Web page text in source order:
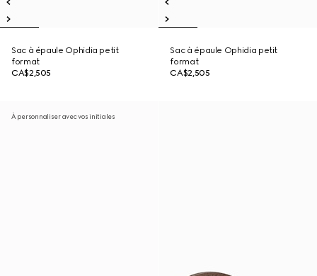
Sac à épaule Ophidia petit
format
CA$2,505
Sac à épaule Ophidia petit
format
CA$2,505
À personnaliser avec vos initiales